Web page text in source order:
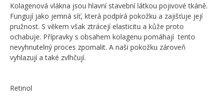
Kolagenová vlákna jsou hlavní stavební látkou pojivové tkáně.
Fungují jako jemná síť, která podpírá pokožku a zajišťuje její
pružnost. S věkem však ztrácejí elasticitu a kůže proto
ochabuje. Přípravky s obsahem kolagenu pomáhají tento
nevyhnutelný proces zpomalit. A naši pokožku zároveň
vyhlazují a také zvlhčují.
Retinol